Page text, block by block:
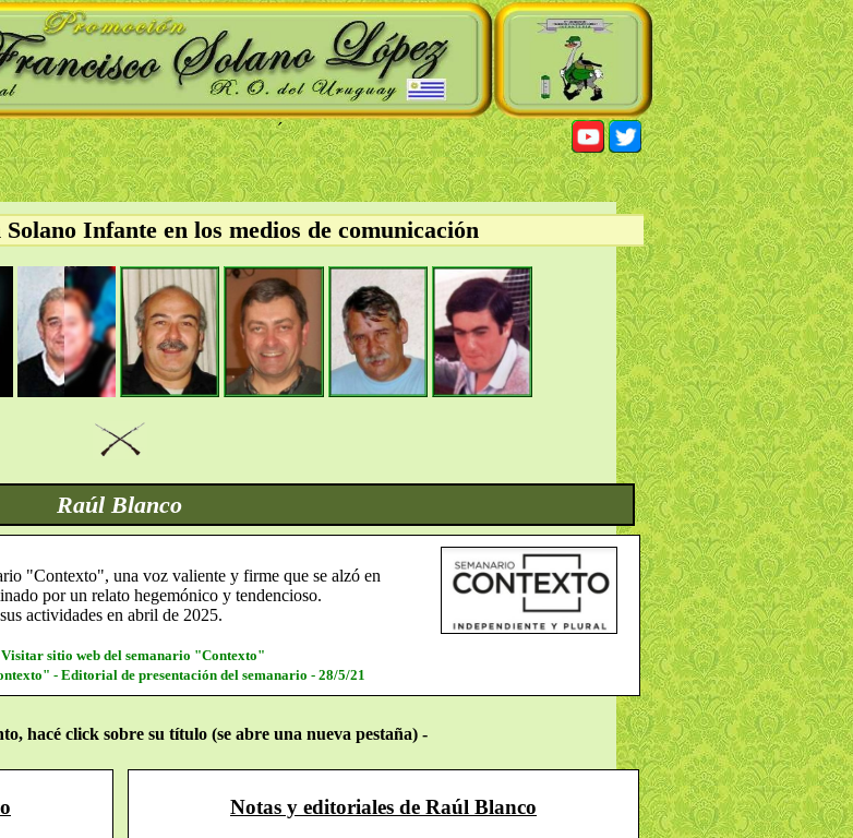
´
Infante en los medios de comunicación
Raúl Blanco
"Contexto", una voz valiente y firme que se alzó en
por un relato hegemónico y tendencioso.
actividades en abril de 2025.
Visitar sitio web del semanario "Contexto"
- Editorial de presentación del semanario - 28/5/21
hacé click sobre su título (se abre una nueva pestaña) -
Notas y editoriales de Raúl Blanco